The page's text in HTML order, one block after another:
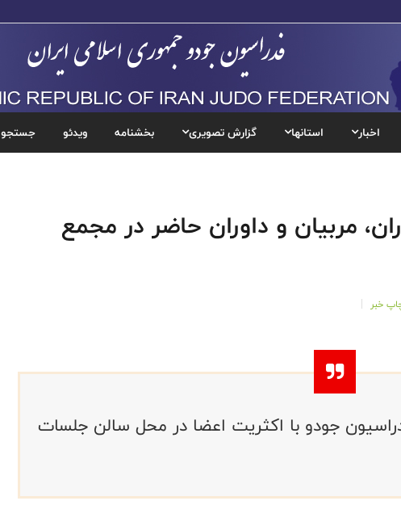
اخبار استانها گزارش تصویری بخشنامه ویدئو جستجو
مربیان و داوران حاضر در مجمع
خبر
جودو با اکثریت اعضا در محل سالن جلسات